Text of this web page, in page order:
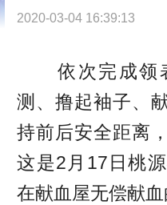
2020-03-04 16:39:13
依次完成领
测、撸起袖子、
持前后安全距离
这是2月17日桃
在献血屋无偿献血